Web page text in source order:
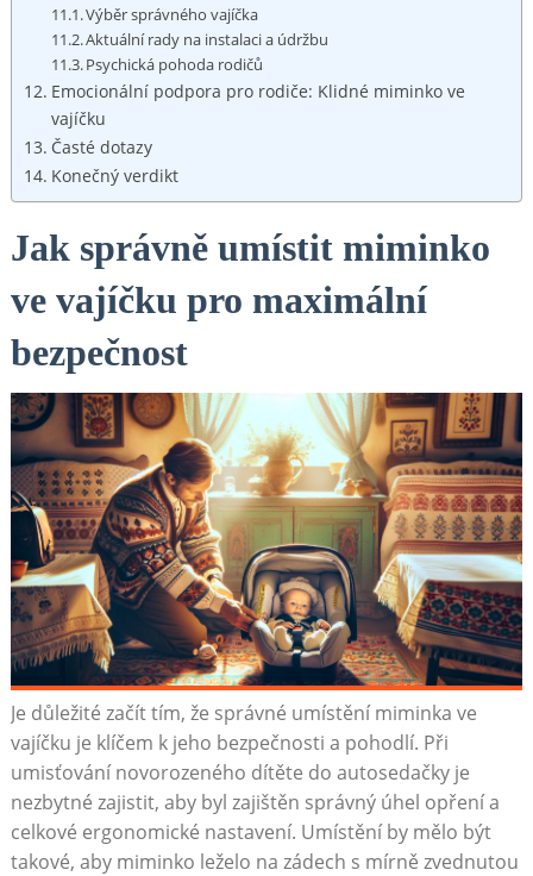
Výběr správného vajíčka
Aktuální rady na instalaci a údržbu
Psychická pohoda rodičů
Emocionální podpora pro rodiče: Klidné miminko ve
vajíčku
Časté dotazy
Konečný verdikt
Jak správně umístit miminko
ve vajíčku pro maximální
bezpečnost
Je důležité začít tím, že správné umístění miminka ve
vajíčku je klíčem k jeho bezpečnosti a pohodlí. Při
umisťování novorozeného dítěte do autosedačky je
nezbytné zajistit, aby byl zajištěn správný úhel opření a
celkové ergonomické nastavení. Umístění by mělo být
takové, aby miminko leželo na zádech s mírně zvednutou